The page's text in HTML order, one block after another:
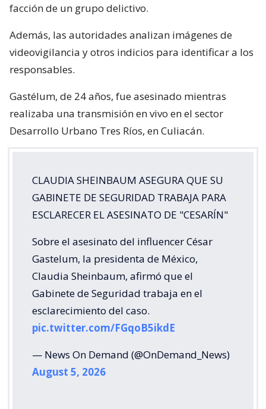
facción de un grupo delictivo.
Además, las autoridades analizan imágenes de
videovigilancia y otros indicios para identificar a los
responsables.
Gastélum, de 24 años, fue asesinado mientras
realizaba una transmisión en vivo en el sector
Desarrollo Urbano Tres Ríos, en Culiacán.
CLAUDIA SHEINBAUM ASEGURA QUE SU
GABINETE DE SEGURIDAD TRABAJA PARA
ESCLARECER EL ASESINATO DE "CESARÍN"
Sobre el asesinato del influencer César
Gastelum, la presidenta de México,
Claudia Sheinbaum, afirmó que el
Gabinete de Seguridad trabaja en el
esclarecimiento del caso.
pic.twitter.com/FGqoB5ikdE
— News On Demand (@OnDemand_News)
August 5, 2026